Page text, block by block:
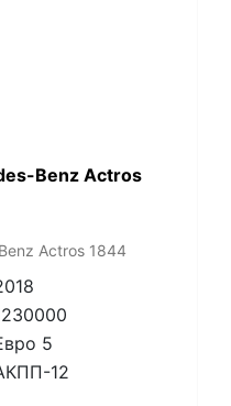
Benz Actros
Actros 1844
5
12